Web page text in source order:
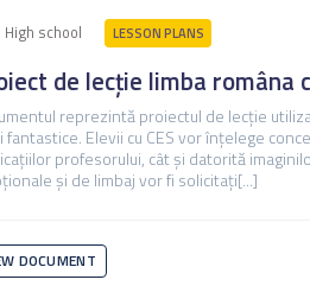
High school LESSON PLANS
de lecție limba româna
reprezintă proiectul de lecție
fantastice. Elevii cu CES vor înțelege
profesorului, cât și datorită
și de limbaj vor fi solicitați[...]
DOCUMENT